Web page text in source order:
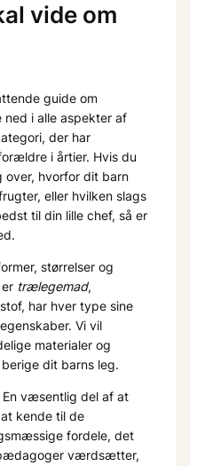
vide om
guide om
i alle aspekter af
der har
i årtier. Hvis du
over, hvorfor dit barn
eller hvilken slags
til din lille chef, så er
størrelser og
trælegemad,
har hver type sine
Vi vil
materialer og
dit barns leg.
væsentlig del af at
kende til de
fordele, det
værdsætter,